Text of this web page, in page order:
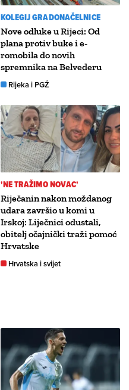
KOLEGIJ GRADONAČELNICE
Nove odluke u Rijeci: Od
plana protiv buke i e-
romobila do novih
spremnika na Belvederu
Rijeka i PGŽ
'NE TRAŽIMO NOVAC'
Riječanin nakon moždanog
udara završio u komi u
Irskoj: Liječnici odustali,
obitelj očajnički traži pomoć
Hrvatske
Hrvatska i svijet